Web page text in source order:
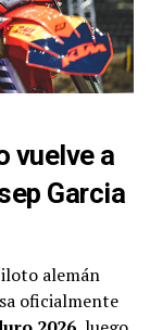
vuelve a
Garcia
alemán
oficialmente